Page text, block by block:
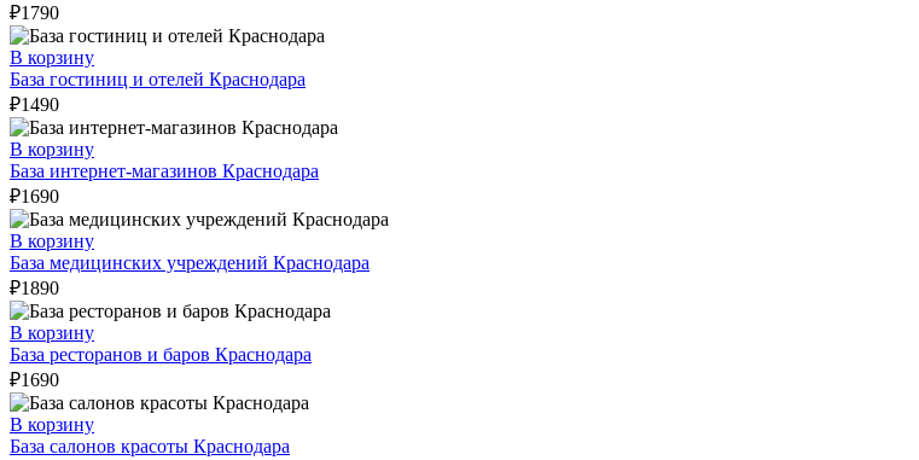
₽1790
В корзину
База гостиниц и отелей Краснодара
₽1490
В корзину
База интернет-магазинов Краснодара
₽1690
В корзину
База медицинских учреждений Краснодара
₽1890
В корзину
База ресторанов и баров Краснодара
₽1690
В корзину
База салонов красоты Краснодара